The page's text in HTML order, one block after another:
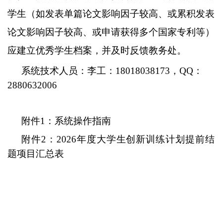
学生（如发表单篇论文影响因子较高、或累积发表
论文影响因子较高、或申请获得多个国家专利等）
应建立优秀学生档案，并及时反馈教务处。
系统技术人员：李工： 18018038173，QQ：
2880632006
附件1 ： 系统操作指南
附件2 ： 2026年度大学生创新训练计划提前结
题项目汇总表